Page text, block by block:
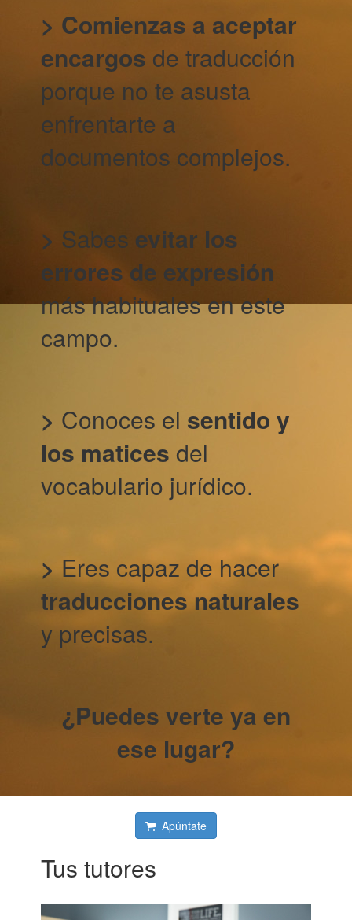
> Comienzas a aceptar
encargos de traducción
porque no te asusta
enfrentarte a
documentos complejos.
> Sabes evitar los
errores de expresión
más habituales en este
campo.
> Conoces el sentido y
los matices del
vocabulario jurídico.
> Eres capaz de hacer
traducciones naturales
y precisas.
¿Puedes verte ya en
ese lugar?
Apúntate
Tus tutores